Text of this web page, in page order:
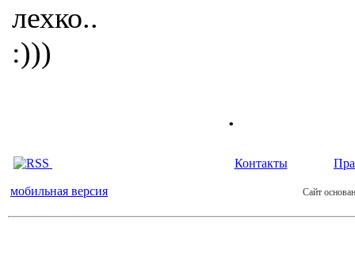
лехко..
:)))
.
Контакты
мобильная версия Сайт